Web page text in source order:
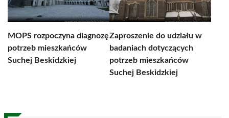
MOPS rozpoczyna diagnozę
potrzeb mieszkańców
Suchej Beskidzkiej
Zaproszenie do udziału w
badaniach dotyczących
potrzeb mieszkańców
Suchej Beskidzkiej